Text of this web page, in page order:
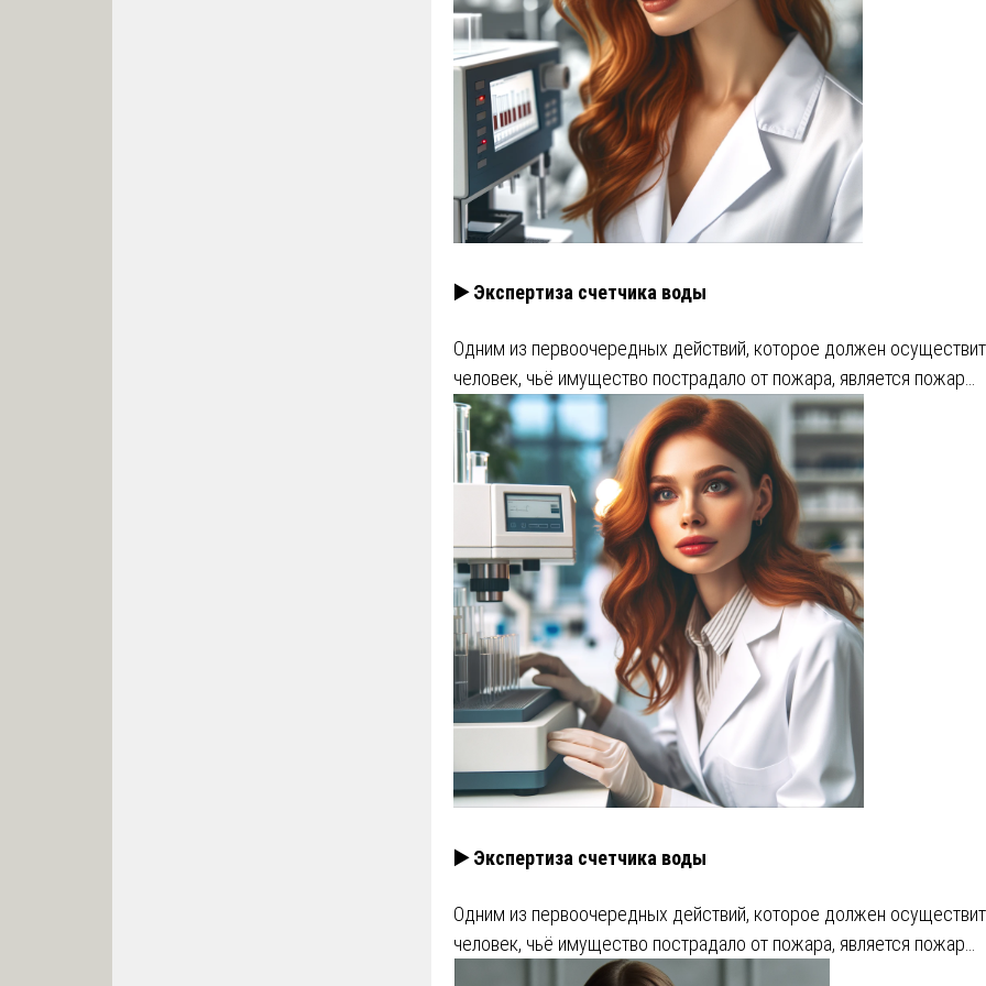
▶️ Экспертиза счетчика воды
Одним из первоочередных действий, которое должен
человек, чьё имущество пострадало от пожара, является пожар…
▶️ Экспертиза счетчика воды
Одним из первоочередных действий, которое должен
человек, чьё имущество пострадало от пожара, является пожар…